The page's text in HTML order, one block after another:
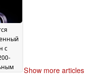
с
Show more articles